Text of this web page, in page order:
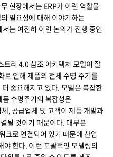
현장에서는 ERP가 이런 역할을
필요성에 대해 이야기하는
는 여전히 이런 논의가 진행 중인
트리 4.0 참조 아키텍처 모델이 잘
로 인해 제품의 전체 수명 주기를
중요해지고 있다. 모델은 복잡한
수명주기의 복잡성은
, 공급업체 및 고객이 제품 개발과
될 것이기 때문이다. 대부분
크로 연결되어 있기 때문에 산업
한다. 이런 포괄적인 모델링의